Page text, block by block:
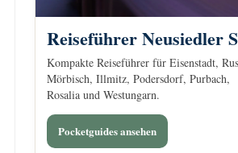
Reiseführer Neusiedler
Kompakte Reiseführer für Eisenstadt,
Mörbisch, Illmitz, Podersdorf, Purbach,
Rosalia und Westungarn.
Pocketguides ansehen